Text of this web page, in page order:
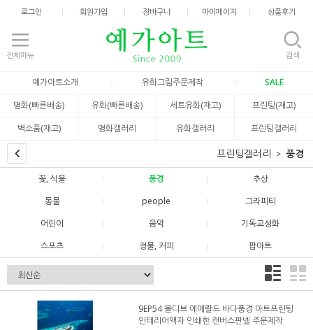
로그인 회원가입 장바구니 마이페이지 상품후기
전체메뉴 검색
예가아트소개 유화그림주문제작
SALE
명화(빠른배송)
유화(빠른배송) 세트유화(재고)
프린팅(재고)
벽소품(재고)
명화갤러리 유화갤러리 프린팅갤러리
프린팅갤러리 풍경
꽃, 식물 풍경
추상
동물
people
그라피티
어린이
음악
기독교성화
스포츠
정물, 커피 팝아트
9EP54 몰디브 에메랄드 바다풍경 아트프린팅
인테리어액자 인쇄한 캔버스판넬 주문제작